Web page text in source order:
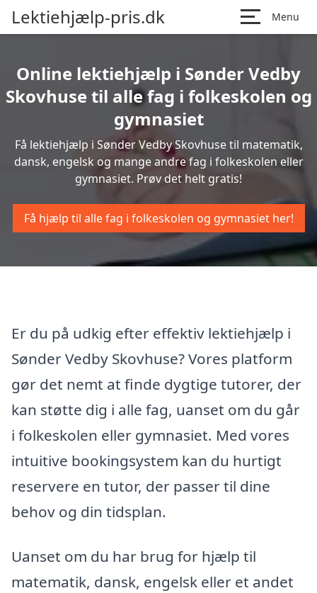
Lektiehjælp-pris.dk Menu
Online lektiehjælp i Sønder Vedby
Skovhuse til alle fag i folkeskolen og
gymnasiet
Få lektiehjælp i Sønder Vedby Skovhuse til matematik,
dansk, engelsk og mange andre fag i folkeskolen eller
gymnasiet. Prøv det helt gratis!
Få hjælp til alle fag i folkeskolen og gymnasiet her!
Er du på udkig efter effektiv lektiehjælp i
Sønder Vedby Skovhuse? Vores platform
gør det nemt at finde dygtige tutorer, der
kan støtte dig i alle fag, uanset om du går
i folkeskolen eller gymnasiet. Med vores
intuitive bookingsystem kan du hurtigt
reservere en tutor, der passer til dine
behov og din tidsplan.
Uanset om du har brug for hjælp til
matematik, dansk, engelsk eller et andet